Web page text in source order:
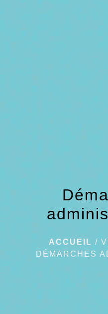
ACCUEIL /
DÉMARCHES